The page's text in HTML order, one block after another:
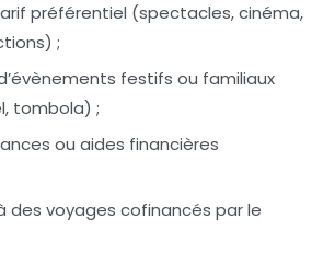
préférentiel (spectacles, cinéma,
;
festifs ou familiaux
tombola) ;
ou aides financières
des voyages cofinancés par le